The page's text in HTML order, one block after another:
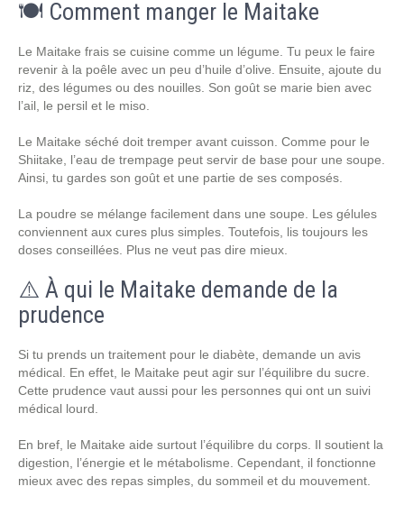
🍽️ Comment manger le Maitake
Le Maitake frais se cuisine comme un légume. Tu peux le faire
revenir à la poêle avec un peu d’huile d’olive. Ensuite, ajoute du
riz, des légumes ou des nouilles. Son goût se marie bien avec
l’ail, le persil et le miso.
Le Maitake séché doit tremper avant cuisson. Comme pour le
Shiitake, l’eau de trempage peut servir de base pour une soupe.
Ainsi, tu gardes son goût et une partie de ses composés.
La poudre se mélange facilement dans une soupe. Les gélules
conviennent aux cures plus simples. Toutefois, lis toujours les
doses conseillées. Plus ne veut pas dire mieux.
⚠️ À qui le Maitake demande de la
prudence
Si tu prends un traitement pour le diabète, demande un avis
médical. En effet, le Maitake peut agir sur l’équilibre du sucre.
Cette prudence vaut aussi pour les personnes qui ont un suivi
médical lourd.
En bref, le Maitake aide surtout l’équilibre du corps. Il soutient la
digestion, l’énergie et le métabolisme. Cependant, il fonctionne
mieux avec des repas simples, du sommeil et du mouvement.